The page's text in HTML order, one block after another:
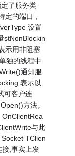
了服务类
定的端口，
设置
stNonBlockin
示用非阻塞
独的线程中
通知服
表示以
可客户连
方法。
OnClientRea
与此
TClien
接,事实上发